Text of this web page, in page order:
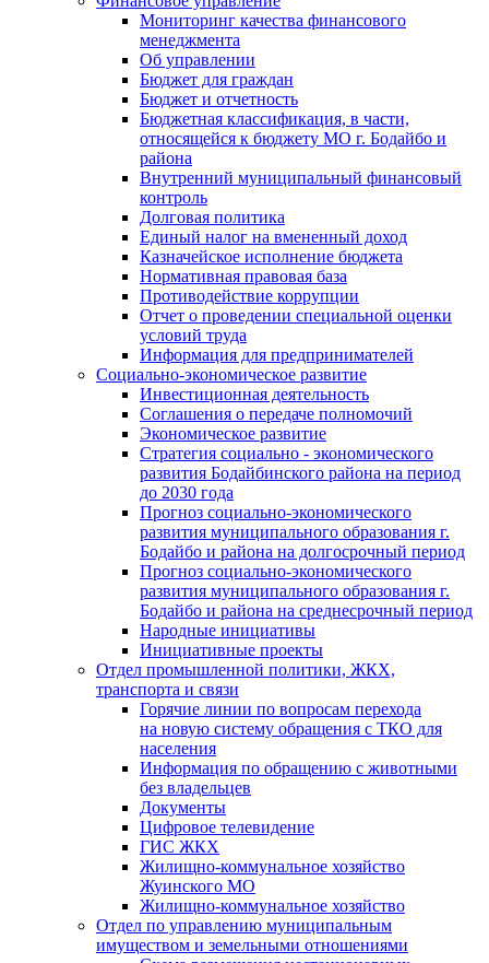
Мониторинг качества финансового
менеджмента
Об управлении
Бюджет для граждан
Бюджет и отчетность
Бюджетная классификация, в части,
относящейся к бюджету МО г. Бодайбо и
района
Внутренний муниципальный финансовый
контроль
Долговая политика
Единый налог на вмененный доход
Казначейское исполнение бюджета
Нормативная правовая база
Противодействие коррупции
Отчет о проведении специальной оценки
условий труда
Информация для предпринимателей
Социально-экономическое развитие
Инвестиционная деятельность
Соглашения о передаче полномочий
Экономическое развитие
Стратегия социально - экономического
развития Бодайбинского района на период
до 2030 года
Прогноз социально-экономического
развития муниципального образования г.
Бодайбо и района на долгосрочный период
Прогноз социально-экономического
развития муниципального образования г.
Бодайбо и района на среднесрочный период
Народные инициативы
Инициативные проекты
Отдел промышленной политики, ЖКХ,
транспорта и связи
Горячие линии по вопросам перехода
на новую систему обращения с ТКО для
населения
Информация по обращению с животными
без владельцев
Документы
Цифровое телевидение
ГИС ЖКХ
Жилищно-коммунальное хозяйство
Жуинского МО
Жилищно-коммунальное хозяйство
Отдел по управлению муниципальным
имуществом и земельными отношениями